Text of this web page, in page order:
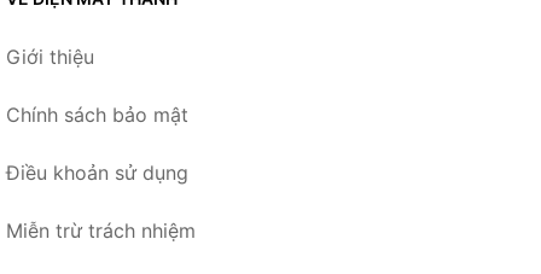
Giới thiệu
Chính sách bảo mật
Điều khoản sử dụng
Miễn trừ trách nhiệm